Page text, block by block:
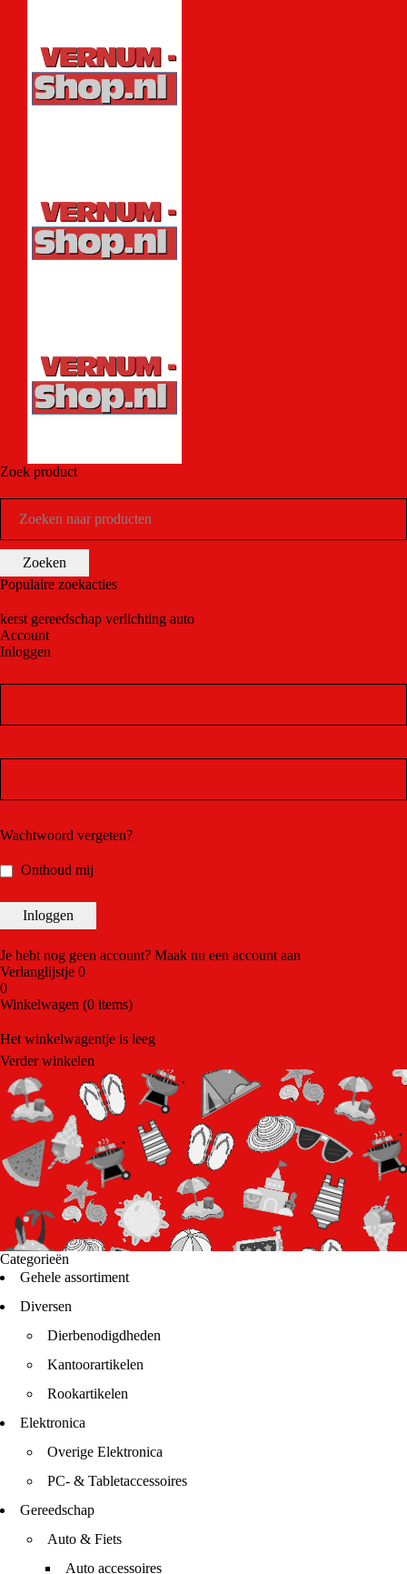
Zoek product
Populaire zoekacties
kerst gereedschap verlichting auto
Account
Inloggen
Wachtwoord vergeten?
Onthoud mij
Je hebt nog geen account? Maak nu een account aan
Verlanglijstje 0
0
Winkelwagen (0 items)
Het winkelwagentje is leeg
Verder winkelen
Categorieën
Gehele assortiment
Diversen
Dierbenodigdheden
Kantoorartikelen
Rookartikelen
Elektronica
Overige Elektronica
PC- & Tabletaccessoires
Gereedschap
Auto & Fiets
Auto accessoires